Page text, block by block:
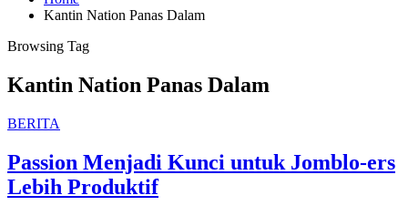
Kantin Nation Panas Dalam
Browsing Tag
Kantin Nation Panas Dalam
BERITA
Passion Menjadi Kunci untuk Jomblo-ers
Lebih Produktif